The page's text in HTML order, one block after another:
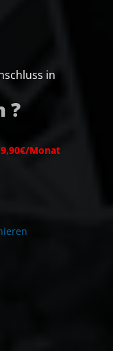
in
?
9,90€/Monat
ieren